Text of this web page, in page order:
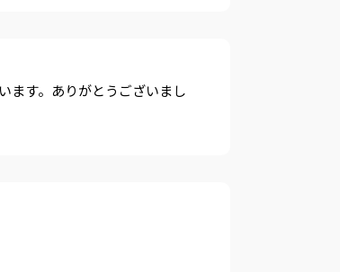
ます。ありがとうございまし